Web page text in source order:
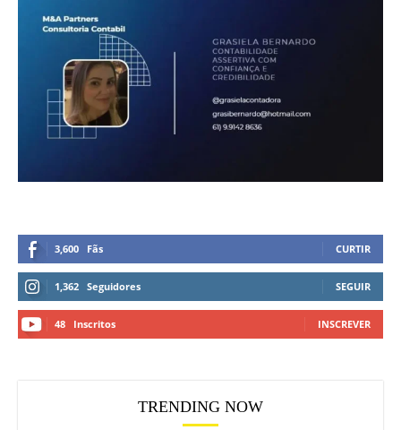
3,600 Fãs CURTIR
1,362 Seguidores SEGUIR
48 Inscritos INSCREVER
TRENDING NOW